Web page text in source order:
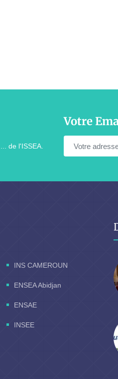
de l'ISSEA.
Votre
INS CAMEROUN
ENSEA Abidjan
ENSAE
INSEE